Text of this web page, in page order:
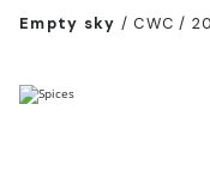
Empty sky /CWC /